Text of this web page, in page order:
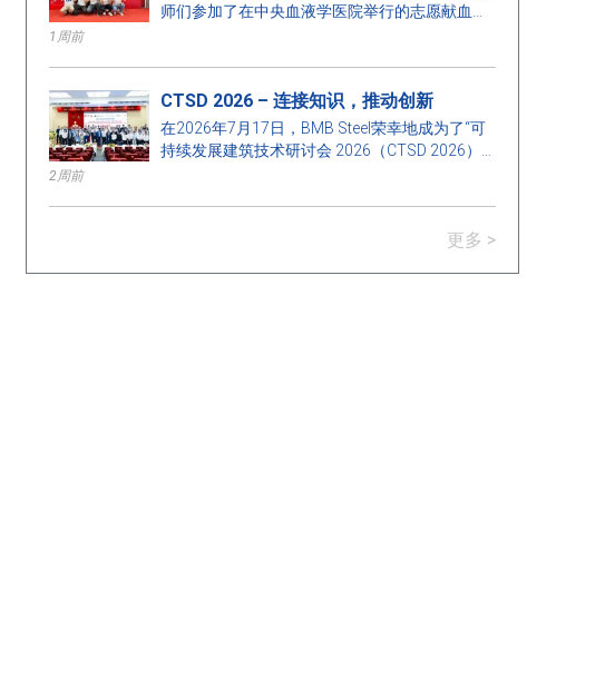
1周前
师们参加了在中央血液学医院举行的志愿献血活
2周前
CTSD 2026 – 连接知识，推动创新
在2026年7月17日，BMB Steel荣幸地成为了“可
持续发展建筑技术研讨会 2026（CTSD 2026）”
更多 >